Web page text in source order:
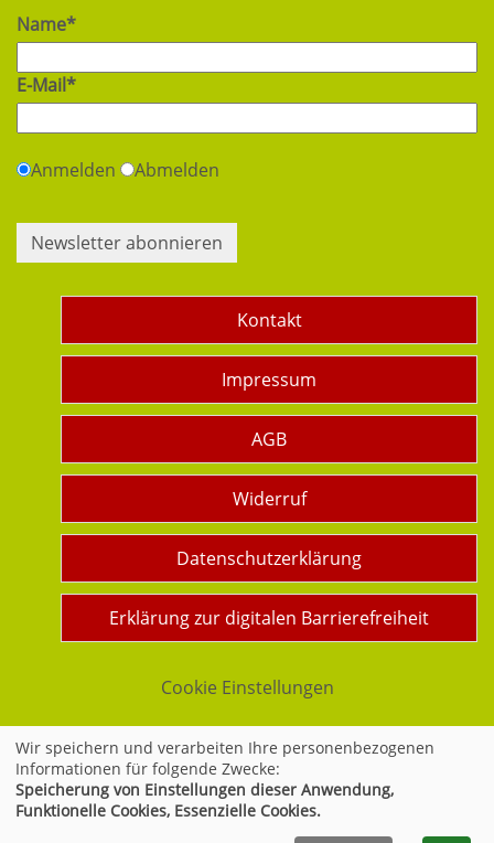
Name*
E-Mail*
Anmelden Abmelden
Newsletter abonnieren
Kontakt
Impressum
AGB
Widerruf
Datenschutzerklärung
Erklärung zur digitalen Barrierefreiheit
Cookie Einstellungen
Widerrufsformular
Wir speichern und verarbeiten Ihre personenbezogenen
Informationen für folgende Zwecke:
Speicherung von Einstellungen dieser Anwendung,
Funktionelle Cookies, Essenzielle Cookies.